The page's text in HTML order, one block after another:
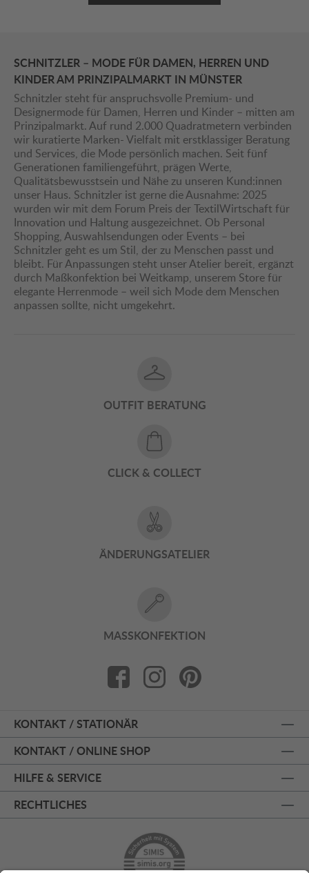
SCHNITZLER – MODE FÜR DAMEN, HERREN UND
KINDER AM PRINZIPALMARKT IN MÜNSTER
Schnitzler steht für anspruchsvolle Premium- und
Designermode für Damen, Herren und Kinder – mitten am
Prinzipalmarkt. Auf rund 2.000 Quadratmetern verbinden
wir kuratierte Marken- Vielfalt mit erstklassiger Beratung
und Services, die Mode persönlich machen. Seit fünf
Generationen familiengeführt, prägen Werte,
Qualitätsbewusstsein und Nähe zu unseren Kund:innen
unser Haus. Schnitzler ist gerne die Ausnahme: 2025
wurden wir mit dem Forum Preis der TextilWirtschaft für
Innovation und Haltung ausgezeichnet. Ob Personal
Shopping, Auswahlsendungen oder Events – bei
Schnitzler geht es um Stil, der zu Menschen passt und
bleibt. Für Anpassungen steht unser Atelier bereit, ergänzt
durch Maßkonfektion bei Weitkamp, unserem Store für
elegante Herrenmode – weil sich Mode dem Menschen
anpassen sollte, nicht umgekehrt.
OUTFIT BERATUNG
CLICK & COLLECT
ÄNDERUNGSATELIER
MASSKONFEKTION
KONTAKT / STATIONÄR
KONTAKT / ONLINE SHOP
HILFE & SERVICE
RECHTLICHES